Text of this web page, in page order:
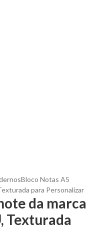
Bloco Notas A5
para Personalizar
da marca
Texturada